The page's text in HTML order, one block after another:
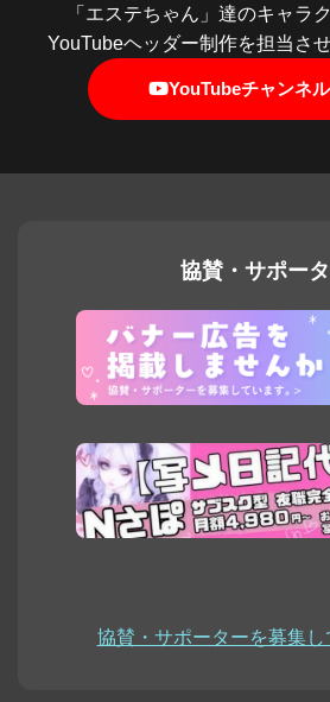
「エステちゃん」達のキャラ
YouTubeヘッダー制作を担当さ
YouTubeチャンネ
協賛・サポー
協賛・サポーターを募集